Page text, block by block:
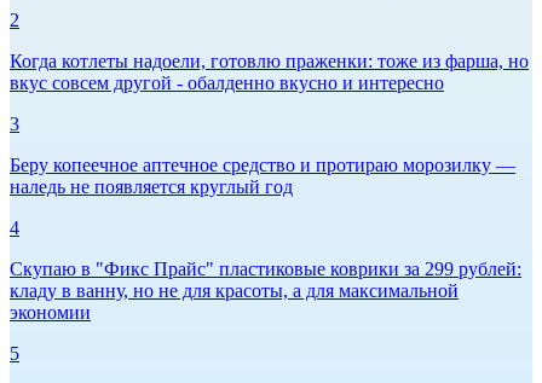
2
Когда котлеты надоели, готовлю праженки: тоже из фарша, но
вкус совсем другой - обалденно вкусно и интересно
3
Беру копеечное аптечное средство и протираю морозилку —
наледь не появляется круглый год
4
Скупаю в "Фикс Прайс" пластиковые коврики за 299 рублей:
кладу в ванну, но не для красоты, а для максимальной
экономии
5